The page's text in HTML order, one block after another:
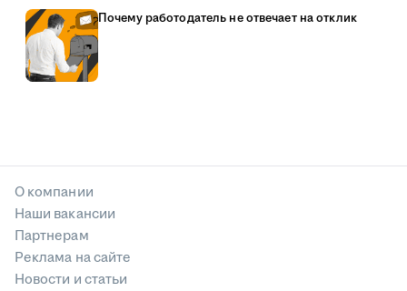
Почему работодатель не отвечает на отклик
О компании
Наши вакансии
Партнерам
Реклама на сайте
Новости и статьи